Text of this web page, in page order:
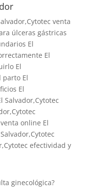
,Cytotec venta
úlceras gástricas
El
El
El
parto El
El
Salvador,Cytotec
online El
efectividad y
ginecológica?